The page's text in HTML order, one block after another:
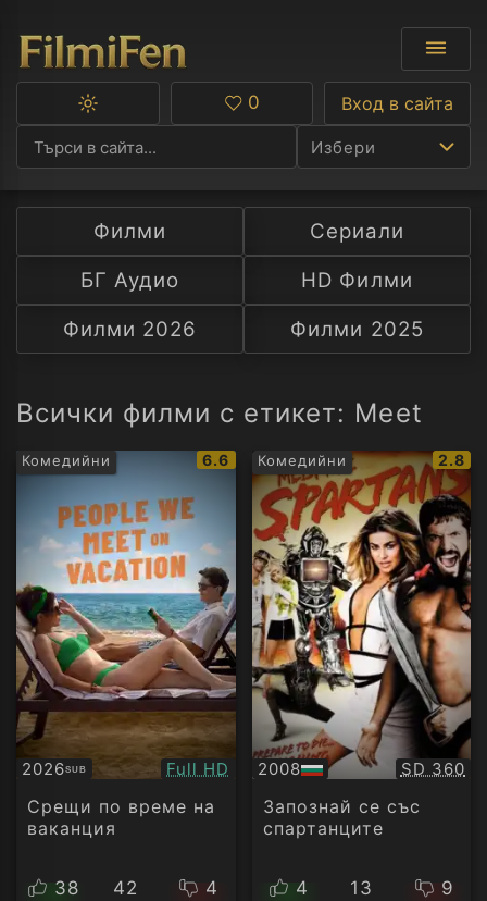
Избери
Ф
С
А
Превключване
тъмна
тема
Любими
0 Вход в сайта
Филми
Сериали
БГ Аудио
HD Филми
Филми 2026
Филми 2025
Всички филми с етикет: Meet
Комедийни
IMDb
рейтинг:
6.6
2026SUB
Субтитри Качество:
Full HD
Срещи по време на
ваканция
38 42 4
Комедийни
IMDb
2.8
2008
БГ
аудио
SD 360
Запознай се със
спартанците
4 13 9